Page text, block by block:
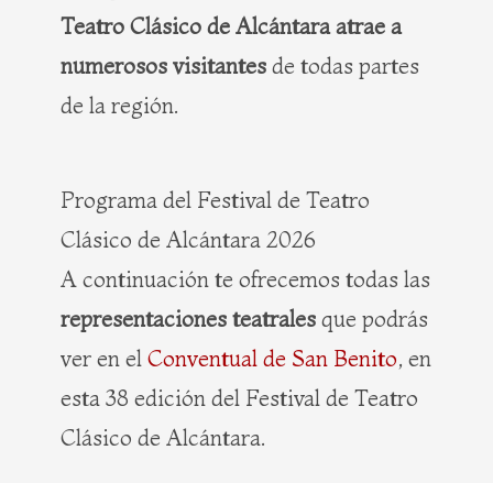
Teatro Clásico de Alcántara atrae a
numerosos visitantes de todas partes
de la región.
Programa del Festival de Teatro
Clásico de Alcántara 2026
A continuación te ofrecemos todas las
representaciones teatrales que podrás
ver en el Conventual de San Benito, en
esta 38 edición del Festival de Teatro
Clásico de Alcántara.